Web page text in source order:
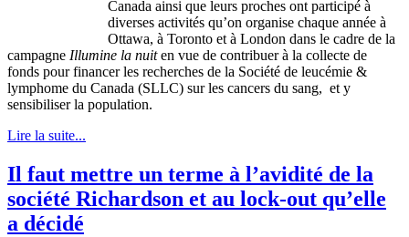
Canada ainsi que leurs proches ont participé à
diverses activités qu’on organise chaque année à
Ottawa, à Toronto et à London dans le cadre de la
campagne Illumine la nuiten vue de contribuer à la collecte de
fonds pour financer les recherches de la Société de leucémie &
lymphome du Canada (SLLC) sur les cancers du sang, et y
sensibiliser la population.
Lire la suite...
Il faut mettre un terme à l’avidité de la
société Richardson et au lock-out qu’elle
a décidé